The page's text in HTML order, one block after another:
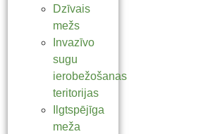
Dzīvais
mežs
Invazīvo
sugu
ierobežošanas
teritorijas
Ilgtspējīga
meža